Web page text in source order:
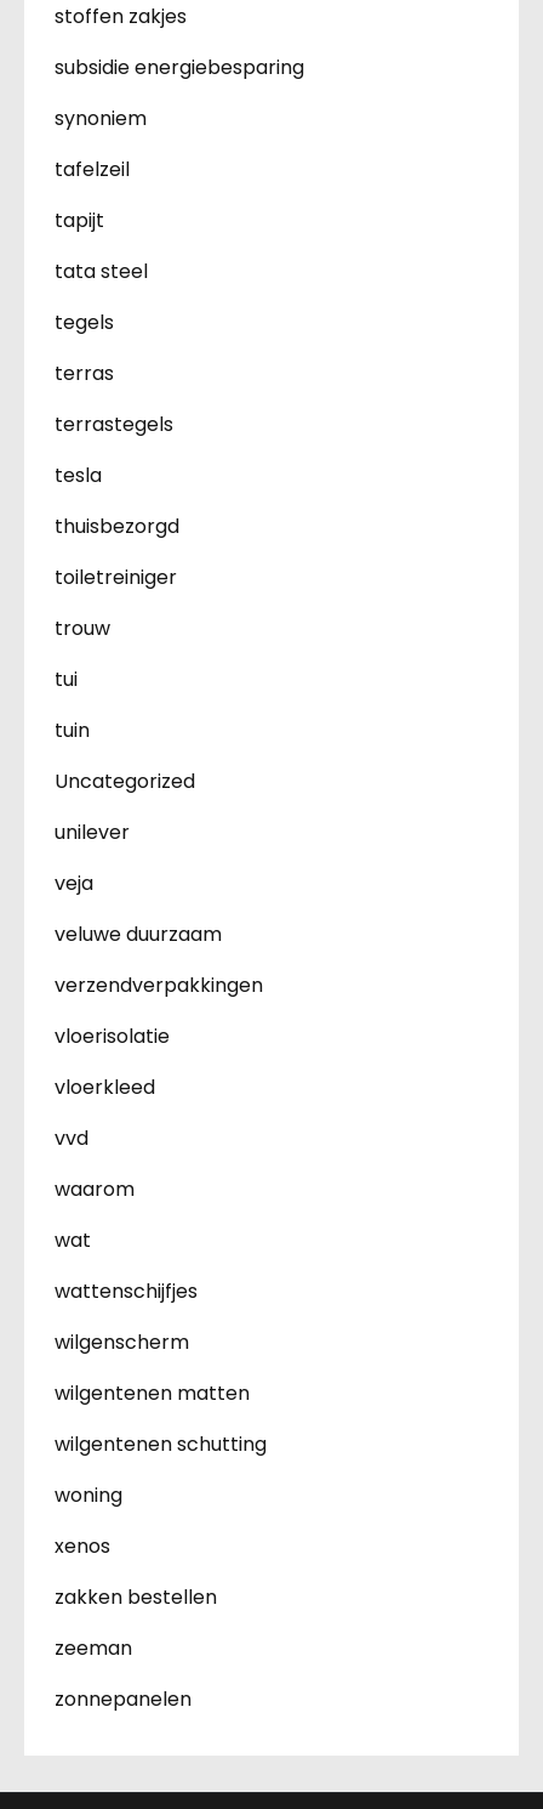
stoffen zakjes
subsidie energiebesparing
synoniem
tafelzeil
tapijt
tata steel
tegels
terras
terrastegels
tesla
thuisbezorgd
toiletreiniger
trouw
tui
tuin
Uncategorized
unilever
veja
veluwe duurzaam
verzendverpakkingen
vloerisolatie
vloerkleed
vvd
waarom
wat
wattenschijfjes
wilgenscherm
wilgentenen matten
wilgentenen schutting
woning
xenos
zakken bestellen
zeeman
zonnepanelen